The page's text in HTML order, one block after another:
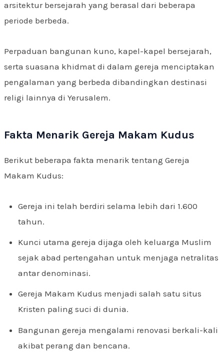
arsitektur bersejarah yang berasal dari beberapa
periode berbeda.
Perpaduan bangunan kuno, kapel-kapel bersejarah,
serta suasana khidmat di dalam gereja menciptakan
pengalaman yang berbeda dibandingkan destinasi
religi lainnya di Yerusalem.
Fakta Menarik Gereja Makam Kudus
Berikut beberapa fakta menarik tentang Gereja
Makam Kudus:
Gereja ini telah berdiri selama lebih dari 1.600
tahun.
Kunci utama gereja dijaga oleh keluarga Muslim
sejak abad pertengahan untuk menjaga netralitas
antar denominasi.
Gereja Makam Kudus menjadi salah satu situs
Kristen paling suci di dunia.
Bangunan gereja mengalami renovasi berkali-kali
akibat perang dan bencana.